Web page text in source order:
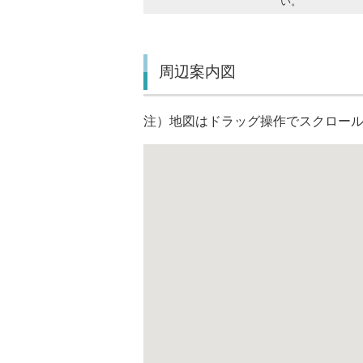
周辺案内図
注）地図はドラッグ操作でスクロール